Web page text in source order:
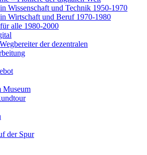
Wissenschaft und Technik 1950-1970
Wirtschaft und Beruf 1970-1980
alle 1980-2000
der dezentralen
Museum
der Spur